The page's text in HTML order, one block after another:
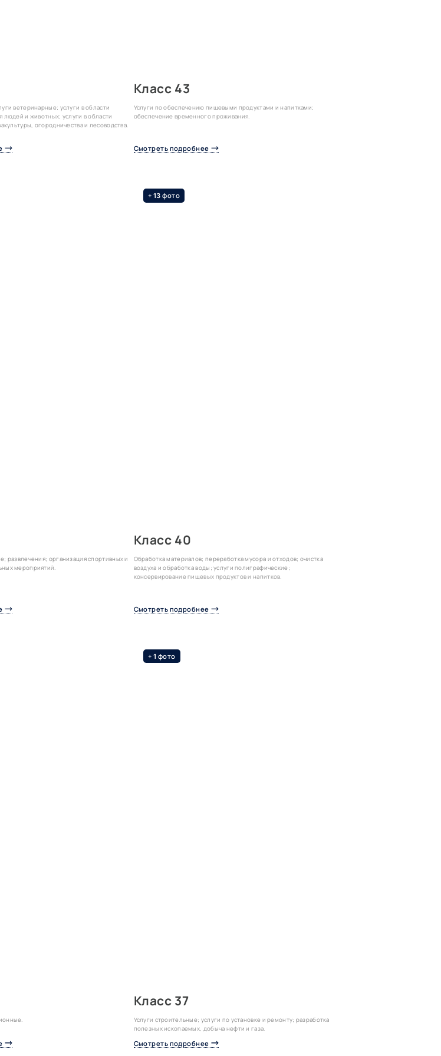
ветеринарные; услуги в области
людей и животных; услуги в области
огородничества и лесоводства.
Класс 43
Услуги по обеспечению пищевыми продуктами и напитками;
обеспечение временного проживания.
Смотреть подробнее
развлечения; организация спортивных и
мероприятий.
+ 13 фото
Класс 40
Обработка материалов; переработка мусора и отходов; очистка
воздуха и обработка воды; услуги полиграфические;
консервирование пищевых продуктов и напитков.
Смотреть подробнее
+ 1 фото
Класс 37
Услуги строительные; услуги по установке и ремонту; разработка
полезных ископаемых, добыча нефти и газа.
Смотреть подробнее